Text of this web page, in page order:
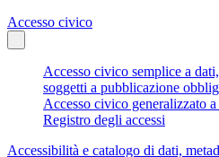
Accesso civico
Accesso civico semplice a
soggetti a pubblicazione
Accesso civico generalizzato
Registro degli accessi
Accessibilità e catalogo di dati,